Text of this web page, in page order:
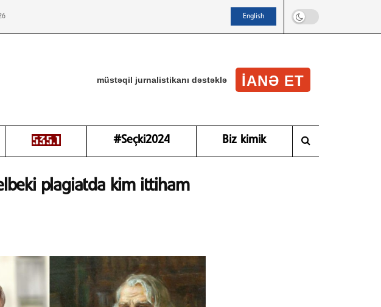
English
müstəqil jurnalistikanı dəstəklə IANƏ ET
#Seçki2024 Biz kimik
plagiatda kim ittiham